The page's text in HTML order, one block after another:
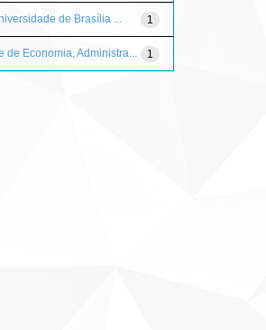
1
de Brasília ...
1
de Economia, Administra...